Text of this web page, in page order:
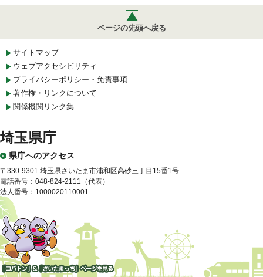
ページの先頭へ戻る
サイトマップ
ウェブアクセシビリティ
プライバシーポリシー・免責事項
著作権・リンクについて
関係機関リンク集
埼玉県庁
県庁へのアクセス
〒330-9301 埼玉県さいたま市浦和区高砂三丁目15番1号
電話番号：048-824-2111（代表）
法人番号：1000020110001
「コバトン」&「さいたまっ